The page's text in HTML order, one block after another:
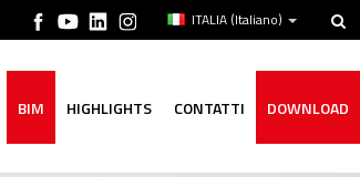
ITALIA (Italiano)
BIM HIGHLIGHTS CONTATTI DOWNLOAD